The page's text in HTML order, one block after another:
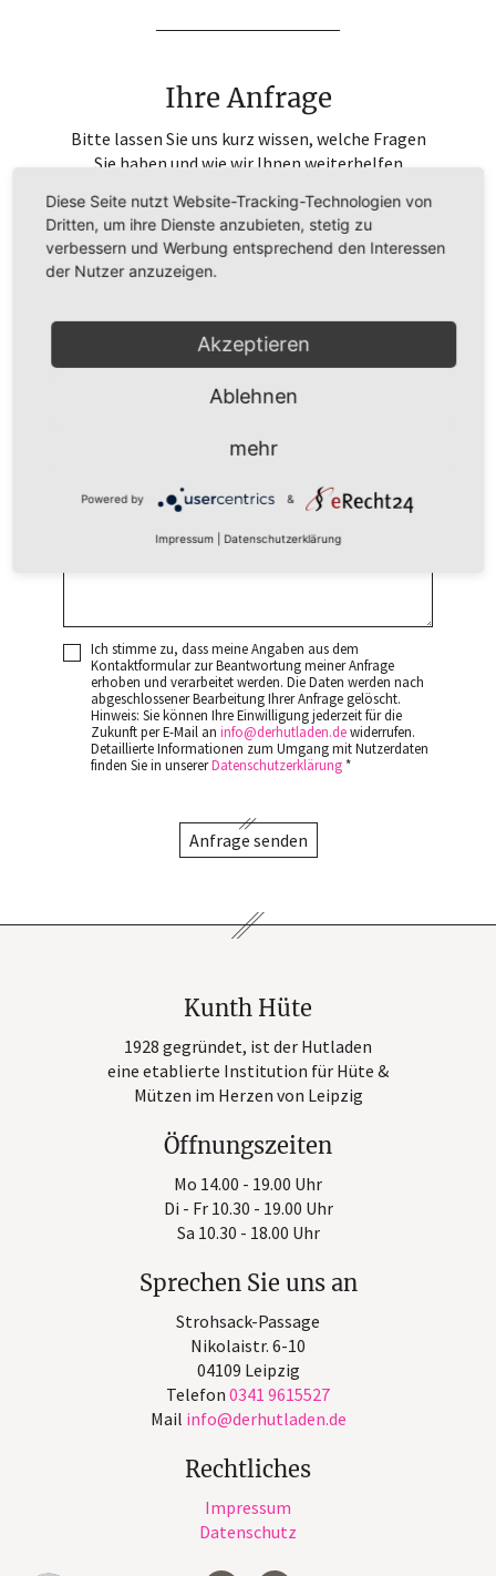
Ihre Anfrage
Bitte lassen Sie uns kurz wissen, welche Fragen
Sie haben und wie wir Ihnen weiterhelfen
Ich stimme zu, dass meine Angaben aus dem
Kontaktformular zur Beantwortung meiner Anfrage
erhoben und verarbeitet werden. Die Daten werden nach
abgeschlossener Bearbeitung Ihrer Anfrage gelöscht.
Hinweis: Sie können Ihre Einwilligung jederzeit für die
Zukunft per E-Mail aninfo derhutladen dewiderrufen.
Detaillierte Informationen zum Umgang mit Nutzerdaten
finden Sie in unsererDatenschutzerklärung*
Anfrage senden
Kunth Hüte
1928 gegründet, ist der Hutladen
eine etablierte Institution für Hüte &
Mützen im Herzen von Leipzig
Öffnungszeiten
Mo 14.00 - 19.00 Uhr
Di - Fr 10.30 - 19.00 Uhr
Sa 10.30 - 18.00 Uhr
Sprechen Sie uns an
Strohsack-Passage
Nikolaistr. 6-10
04109 Leipzig
Telefon 0341 9615527
Mail info derhutladen de
Rechtliches
Impressum
Datenschutz
Diese Seite nutzt Website-Tracking-Technologien von
Dritten, um ihre Dienste anzubieten, stetig zu
verbessern und Werbung entsprechend den Interessen
der Nutzer anzuzeigen.
Akzeptieren
Ablehnen
mehr
Powered by &
Impressum Datenschutzerklärung